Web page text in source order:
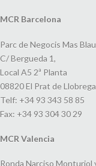
MCR Barcelona
Parc de Negocis Mas Blau
C/ Bergueda 1,
Local A5 2ª Planta
08820 El Prat de
Telf: +34 93 343 58 85
Fax: +34 93 304 30 29
MCR Valencia
Ronda Narciso Monturiol